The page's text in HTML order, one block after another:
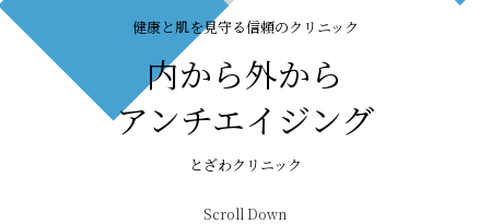
健康と肌を見守る信頼のクリニック
内から外から
アンチエイジング
とざわクリニック
Scroll Down